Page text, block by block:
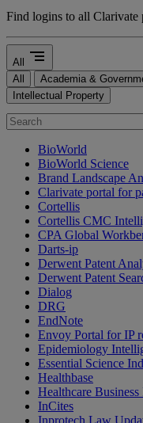
Find logins to all Clarivate
All segment
All Academia &
Intellectual Property
BioWorld
BioWorld Science
Brand Landscape
Clarivate portal for
Cortellis
Cortellis CMC
CPA Global
Darts-ip
Derwent Patent
Derwent Patent
Dialog
DRG
EndNote
Envoy Portal for IP
Epidemiology
Essential Science
Healthbase
Healthcare
InCites